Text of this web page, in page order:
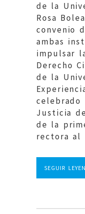
de la
Rosa
convenio
ambas
impulsar
Derecho
de la
celebrado
Justicia
de la
rectora al
SEGUIR